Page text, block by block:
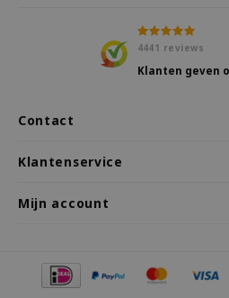
Contact
4441 reviews
Klanten geven
Klantenservice
Mijn account